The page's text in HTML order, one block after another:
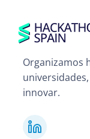
Organizamos
innovar.